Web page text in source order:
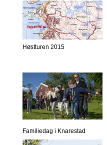
Høstturen 2015
Familiedag i Knarestad